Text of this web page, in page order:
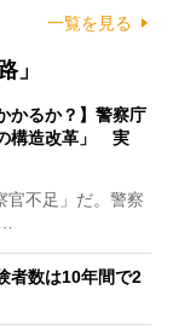
一覧を見る
」
かるか？】警察庁
構造改革」 実
不足」だ。警察
者数は10年間で2